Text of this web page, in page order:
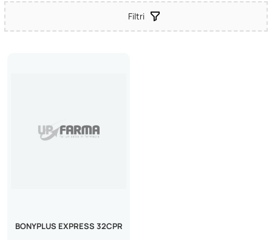
Filtri
BONYPLUS EXPRESS 32CPR